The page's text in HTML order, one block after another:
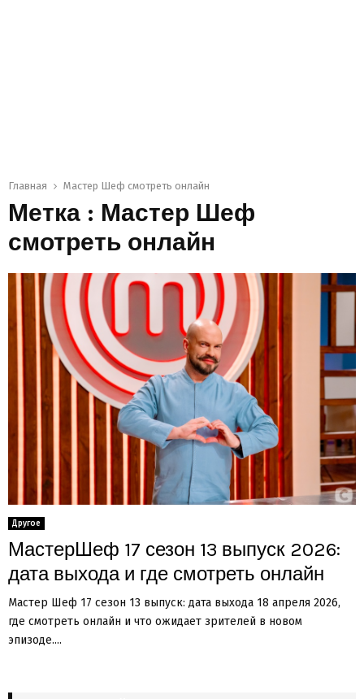
Главная Мастер Шеф смотреть онлайн
Метка : Мастер Шеф
смотреть онлайн
Другое
МастерШеф 17 сезон 13 выпуск 2026:
дата выхода и где смотреть онлайн
Мастер Шеф 17 сезон 13 выпуск: дата выхода 18 апреля 2026,
где смотреть онлайн и что ожидает зрителей в новом
эпизоде....